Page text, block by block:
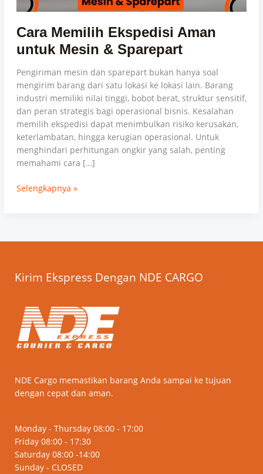
Cara Memilih Ekspedisi Aman
untuk Mesin & Sparepart
Pengiriman mesin dan sparepart bukan hanya soal
mengirim barang dari satu lokasi ke lokasi lain. Barang
industri memiliki nilai tinggi, bobot berat, struktur sensitif,
dan peran strategis bagi operasional bisnis. Kesalahan
memilih ekspedisi dapat menimbulkan risiko kerusakan,
keterlambatan, hingga kerugian operasional. Untuk
menghindari perhitungan ongkir yang salah, penting
memahami cara […]
Selengkapnya »
Kirim Ekspress Dengan NDE CARGO
NDE Cargo memastikan barang Anda sampai ke tujuan
dengan cepat dan aman.
Monday - Thursday 08:00 - 17:00
Friday 08:00 - 17:30
Saturday 08:00 -14:00
Sunday - CLOSED